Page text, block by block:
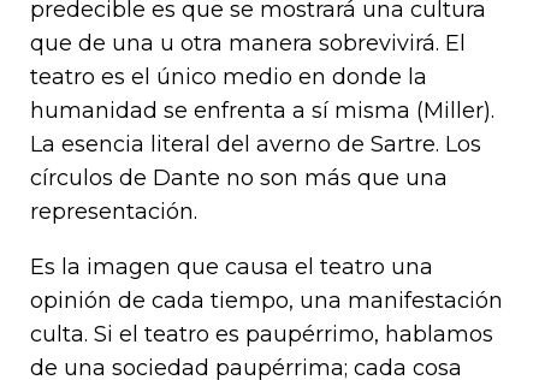
predecible es que se mostrará una cultura
que de una u otra manera sobrevivirá. El
teatro es el único medio en donde la
humanidad se enfrenta a sí misma (Miller).
La esencia literal del averno de Sartre. Los
círculos de Dante no son más que una
representación.
Es la imagen que causa el teatro una
opinión de cada tiempo, una manifestación
culta. Si el teatro es paupérrimo, hablamos
de una sociedad paupérrima; cada cosa